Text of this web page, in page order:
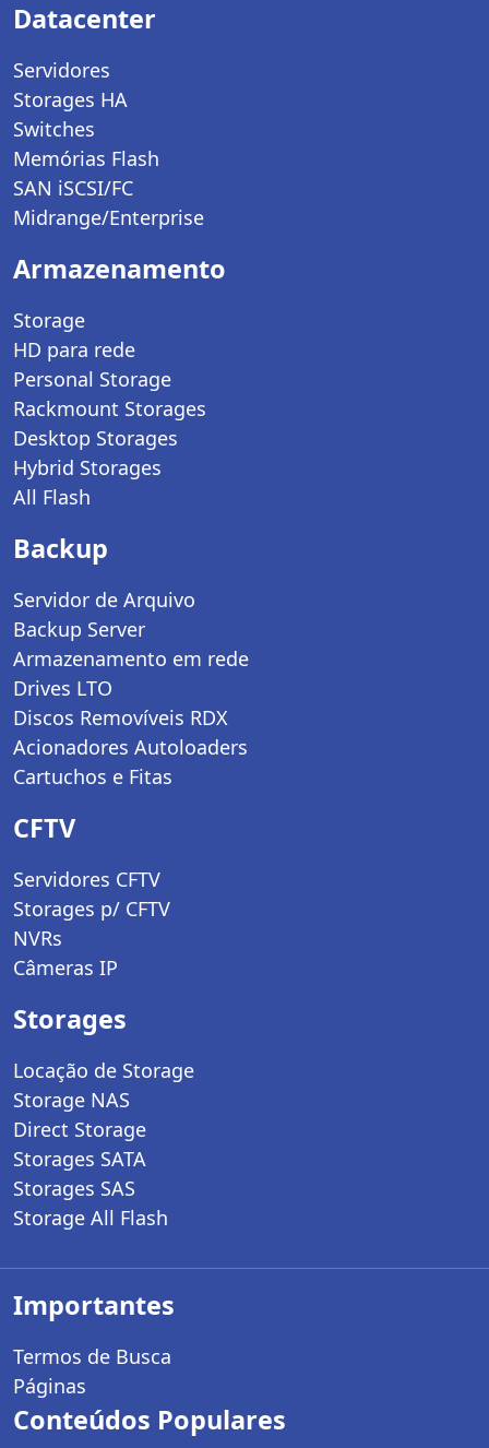
Datacenter
Servidores
Storages HA
Switches
Memórias Flash
SAN iSCSI/FC
Midrange/Enterprise
Armazenamento
Storage
HD para rede
Personal Storage
Rackmount Storages
Desktop Storages
Hybrid Storages
All Flash
Backup
Servidor de Arquivo
Backup Server
Armazenamento em rede
Drives LTO
Discos Removíveis RDX
Acionadores Autoloaders
Cartuchos e Fitas
CFTV
Servidores CFTV
Storages p/ CFTV
NVRs
Câmeras IP
Storages
Locação de Storage
Storage NAS
Direct Storage
Storages SATA
Storages SAS
Storage All Flash
Importantes
Termos de Busca
Páginas
Conteúdos Populares